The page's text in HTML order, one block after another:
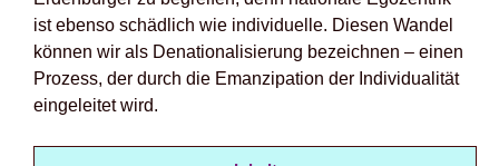
ist eben­so schäd­lich wie indi­vi­du­el­le. Die­sen Wan­del
kön­nen wir als Dena­tio­na­li­sie­rung bezeich­nen – einen
Pro­zess, der durch die Eman­zi­pa­ti­on der Indi­vi­dua­li­tät
ein­ge­lei­tet wird.